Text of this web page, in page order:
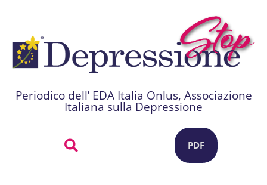
Periodico dell’ EDA Italia Onlus, Associazione
Italiana sulla Depressione
PDF